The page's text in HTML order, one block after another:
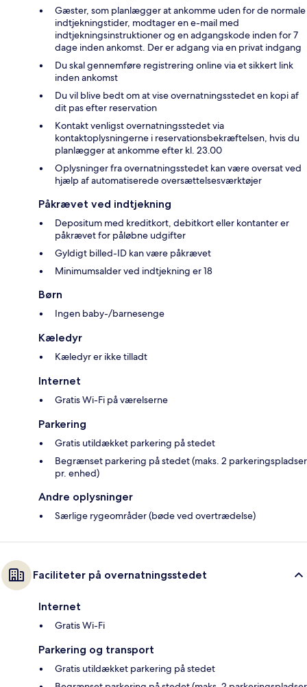
Gæster, som planlægger at ankomme uden for de normale
indtjekningstider, modtager en e-mail med
indtjekningsinstruktioner og en adgangskode inden for 7
dage inden ankomst. Der er adgang via en privat indgang
Du skal gennemføre registrering online via et sikkert link
inden ankomst
Du vil blive bedt om at vise overnatningsstedet en kopi af
dit pas efter reservation
Kontakt venligst overnatningsstedet via
kontaktoplysningerne i reservationsbekræftelsen, hvis du
planlægger at ankomme efter kl. 23.00
Oplysninger fra overnatningsstedet kan være oversat ved
hjælp af automatiserede oversættelsesværktøjer
Påkrævet ved indtjekning
Depositum med kreditkort, debitkort eller kontanter er
påkrævet for påløbne udgifter
Gyldigt billed-ID kan være påkrævet
Minimumsalder ved indtjekning er 18
Børn
Ingen baby-/barnesenge
Kæledyr
Kæledyr er ikke tilladt
Internet
Gratis Wi-Fi på værelserne
Parkering
Gratis utildækket parkering på stedet
Begrænset parkering på stedet (maks. 2 parkeringspladser
pr. enhed)
Andre oplysninger
Særlige rygeområder (bøde ved overtrædelse)
Faciliteter på overnatningsstedet
Internet
Gratis Wi-Fi
Parkering og transport
Gratis utildækket parkering på stedet